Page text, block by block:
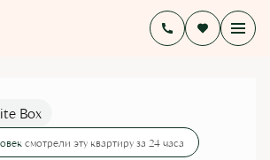
м 29 942 718 руб.
26 139 993 руб.
Box
смотрели эту квартиру за 24 часа